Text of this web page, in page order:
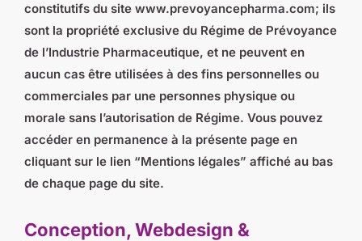
constitutifs du site www.prevoyancepharma.com; ils
sont la propriété exclusive du Régime de Prévoyance
de l’Industrie Pharmaceutique, et ne peuvent en
aucun cas être utilisées à des fins personnelles ou
commerciales par une personnes physique ou
morale sans l’autorisation de Régime. Vous pouvez
accéder en permanence à la présente page en
cliquant sur le lien “Mentions légales” affiché au bas
de chaque page du site.
Conception, Webdesign &